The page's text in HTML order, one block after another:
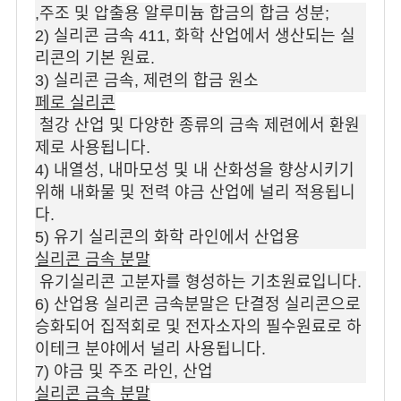
,주조 및 압출용 알루미늄 합금의 합금 성분;
2) 실리콘 금속 411, 화학 산업에서 생산되는 실
리콘의 기본 원료.
3) 실리콘 금속, 제련의 합금 원소
페로 실리콘
철강 산업 및 다양한 종류의 금속 제련에서 환원
제로 사용됩니다.
4) 내열성, 내마모성 및 내 산화성을 향상시키기
위해 내화물 및 전력 야금 산업에 널리 적용됩니
다.
5) 유기 실리콘의 화학 라인에서 산업용
실리콘 금속 분말
유기실리콘 고분자를 형성하는 기초원료입니다.
6) 산업용 실리콘 금속분말은 단결정 실리콘으로
승화되어 집적회로 및 전자소자의 필수원료로 하
이테크 분야에서 널리 사용됩니다.
7) 야금 및 주조 라인, 산업
실리콘 금속 분말